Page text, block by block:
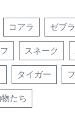
コアラ ゼブラ
スネーク
タイガー
たち